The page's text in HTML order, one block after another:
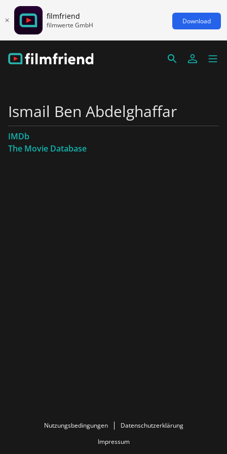
filmfriend
filmwerte GmbH Download
Ismail Ben Abdelghaffar
IMDb
The Movie Database
Nutzungsbedingungen
Datenschutzerklärung
Impressum